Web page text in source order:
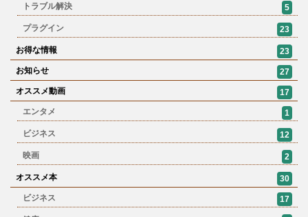
トラブル解決 5
プラグイン 23
お得な情報
23
お知らせ
27
オススメ動画
17
エンタメ
1
ビジネス 12
映画 2
オススメ本
30
ビジネス
17